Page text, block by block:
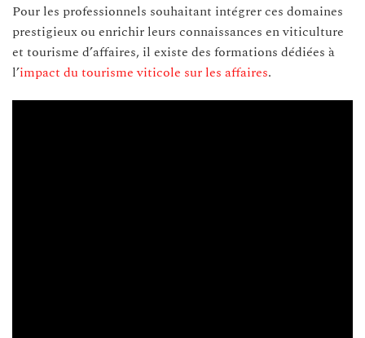
Pour les professionnels souhaitant intégrer ces domaines
prestigieux ou enrichir leurs connaissances en viticulture
et tourisme d’affaires, il existe des formations dédiées à
l’impact du tourisme viticole sur les affaires.